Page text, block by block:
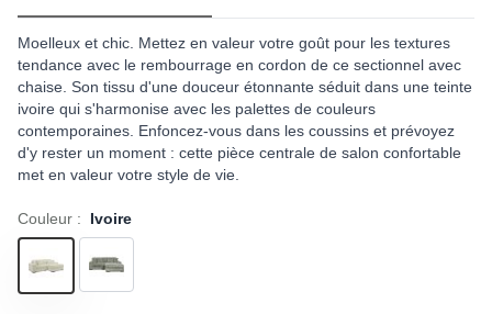
Moelleux et chic. Mettez en valeur votre goût pour les textures
tendance avec le rembourrage en cordon de ce sectionnel avec
chaise. Son tissu d'une douceur étonnante séduit dans une teinte
ivoire qui s'harmonise avec les palettes de couleurs
contemporaines. Enfoncez-vous dans les coussins et prévoyez
d'y rester un moment : cette pièce centrale de salon confortable
met en valeur votre style de vie.
Couleur : Ivoire